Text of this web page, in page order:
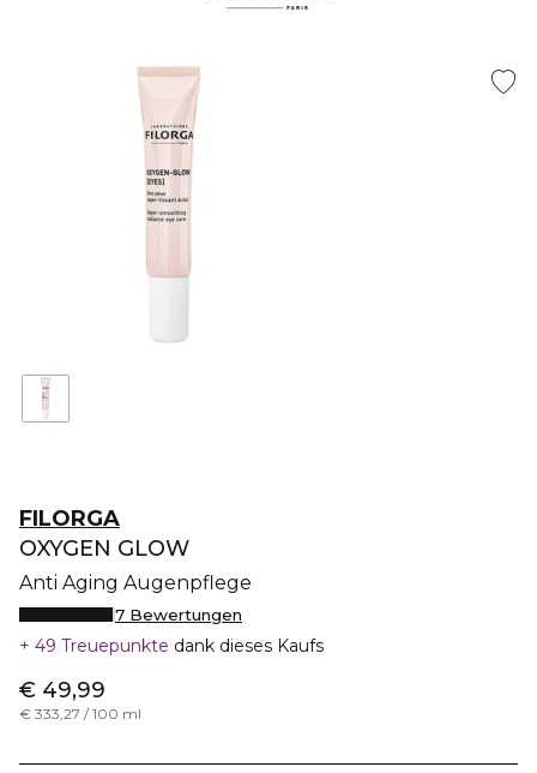
FILORGA
OXYGEN GLOW
Anti Aging Augenpflege
7 Bewertungen
49 Treuepunkte dank dieses Kaufs
€ 49,99
€ 333,27 / 100 ml